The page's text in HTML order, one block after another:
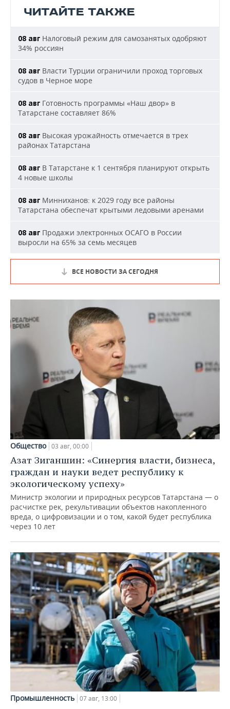
ЧИТАЙТЕ ТАКЖЕ
08 авг Налоговый режим для самозанятых одобряют
34% россиян
08 авг Власти Турции ограничили проход торговых
судов в Черное море
08 авг Готовность программы «Наш двор» в
Татарстане составляет 86%
08 авг Высокая урожайность отмечается в трех
районах Татарстана
08 авг В Татарстане к 1 сентября планируют открыть
4 новые школы
08 авг Минниханов: к 2029 году все районы
Татарстана обеспечат крытыми ледовыми аренами
08 авг Продажи электронных ОСАГО в России
выросли на 65% за семь месяцев
ВСЕ НОВОСТИ ЗА СЕГОДНЯ
Общество 03 авг, 00:00
Азат Зиганшин: «Синергия власти, бизнеса,
граждан и науки ведет республику к
экологическому успеху»
Министр экологии и природных ресурсов Татарстана — о
расчистке рек, рекультивации объектов накопленного
вреда, о цифровизации и о том, какой будет республика
через 10 лет
Промышленность 07 авг, 13:00